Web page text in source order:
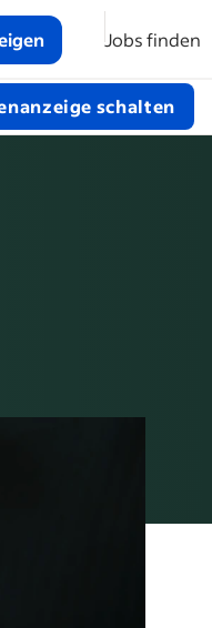
Jobs finden
schalten